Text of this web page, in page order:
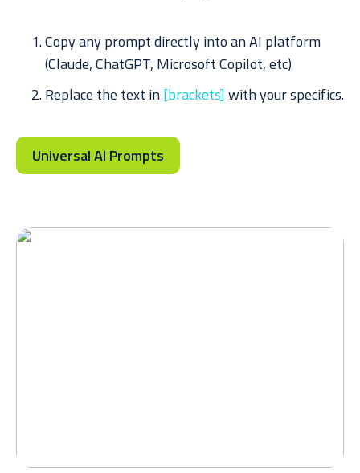
Copy any prompt directly into an AI platform
(Claude, ChatGPT, Microsoft Copilot, etc)
Replace the text in [brackets]with your specifics.
Universal AI Prompts